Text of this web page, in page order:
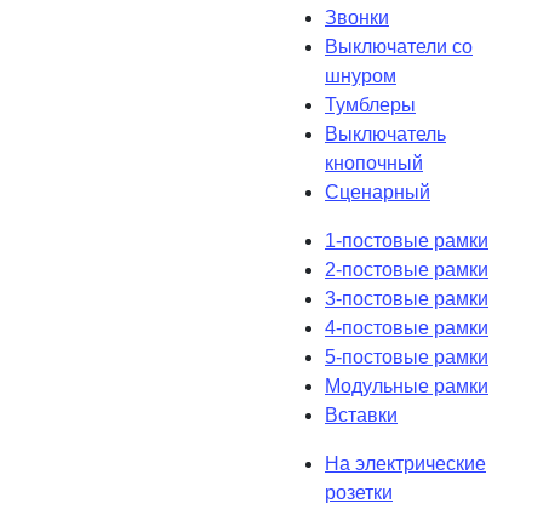
Звонки
Выключатели со
шнуром
Тумблеры
Выключатель
кнопочный
Сценарный
1-постовые рамки
2-постовые рамки
3-постовые рамки
4-постовые рамки
5-постовые рамки
Модульные рамки
Вставки
На электрические
розетки